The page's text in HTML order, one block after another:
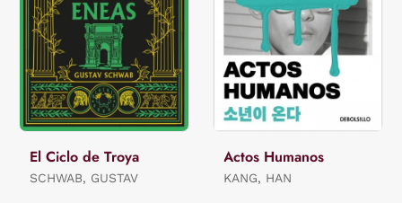
El Ciclo de Troya
SCHWAB, GUSTAV
Actos Humanos
KANG, HAN